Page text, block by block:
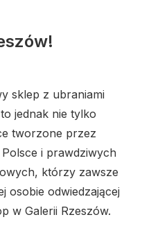
sklep z ubraniami
jednak nie tylko
tworzone przez
i prawdziwych
którzy zawsze
osobie odwiedzającej
w Galerii Rzeszów.